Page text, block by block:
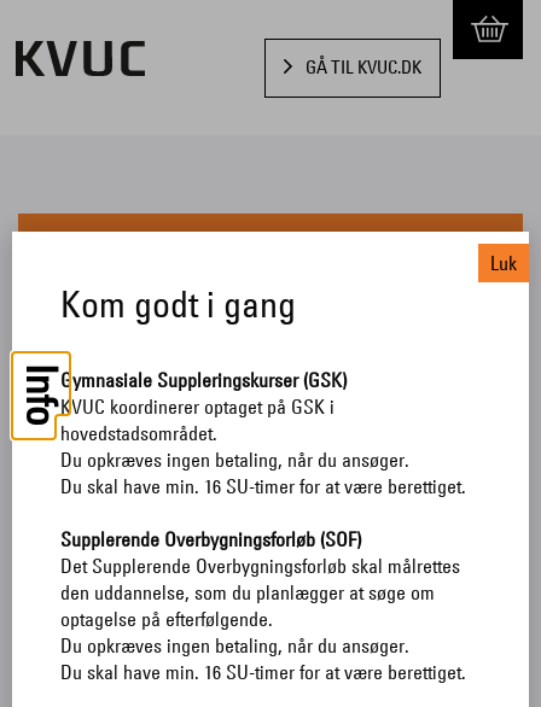
GÅ TIL KVUC.DK
2 3 4 5
I alt
Skal jeg betale for mine fag?
Jeg acceptererbehandlingen af persondata.
Info
Kom godt i gang
Gymnasiale Suppleringskurser (GSK)
KVUC koordinerer optaget på GSK i
hovedstadsområdet.
Du opkræves ingen betaling, når du ansøger.
Du skal have min. 16 SU-timer for at være berettiget.
Supplerende Overbygningsforløb (SOF)
Det Supplerende Overbygningsforløb skal målrettes
den uddannelse, som du planlægger at søge om
optagelse på efterfølgende.
Du opkræves ingen betaling, når du ansøger.
Du skal have min. 16 SU-timer for at være berettiget.
Luk